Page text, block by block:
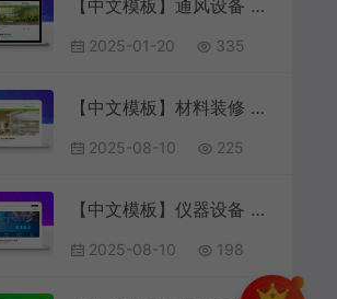
【中文模板】通风设备 浅绿款 响应式模板包
2025-01-20 335
【中文模板】材料装修 绿色款 响应式模板包含html+CSS+Js+字体文件全套
2025-08-10 225
【中文模板】仪器设备 蓝色款 响应式模板包含html+CSS+Js+字体文件全套
2025-08-10 198